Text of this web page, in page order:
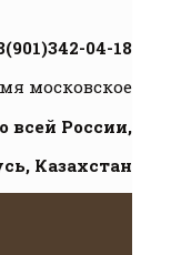
04-18
московское
всей России,
Казахстан